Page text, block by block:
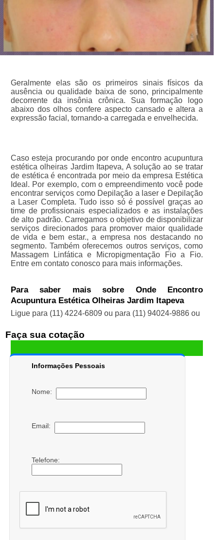
Geralmente elas são os primeiros sinais físicos da
ausência ou qualidade baixa de sono, principalmente
decorrente da insônia crônica. Sua formação logo
abaixo dos olhos confere aspecto cansado e altera a
expressão facial, tornando-a carregada e envelhecida.
Caso esteja procurando por onde encontro acupuntura
estética olheiras Jardim Itapeva, A solução ao se tratar
de estética é encontrada por meio da empresa Estética
Ideal. Por exemplo, com o empreendimento você pode
encontrar serviços como Depilação a laser e Depilação
a Laser Completa. Tudo isso só é possível graças ao
time de profissionais especializados e as instalações
de alto padrão. Carregamos o objetivo de disponibilizar
serviços direcionados para promover maior qualidade
de vida e bem estar., a empresa nos destacando no
segmento. Também oferecemos outros serviços, como
Massagem Linfática e Micropigmentação Fio a Fio.
Entre em contato conosco para mais informações.
Para saber mais sobre Onde Encontro
Acupuntura Estética Olheiras Jardim Itapeva
Ligue para (11) 4224-6809 ou para (11) 94024-9886ou
Faça sua cotação
Informações Pessoais
Nome:
Email:
Telefone: